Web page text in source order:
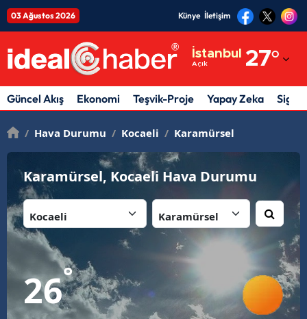
03 Ağustos 2026 Künye İletişim
İstanbul
Açık 27°
Adıyaman
Afyonkarahisar
Amasya
Ankara
Antalya
Artvin
Balıkesir
Güncel Akış Ekonomi Teşvik-Proje Yapay Zeka
/ Hava Durumu / Kocaeli / Karamürsel
Karamürsel, Kocaeli Hava Durumu
26°